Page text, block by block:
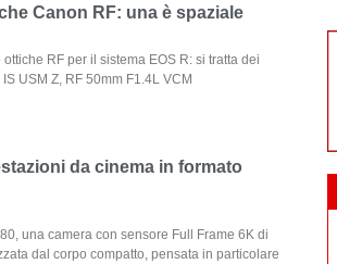
Canon RF: una è spaziale
RF per il sistema EOS R: si tratta dei
USM Z, RF 50mm F1.4L VCM
da cinema in formato
una camera con sensore Full Frame 6K di
dal corpo compatto, pensata in particolare